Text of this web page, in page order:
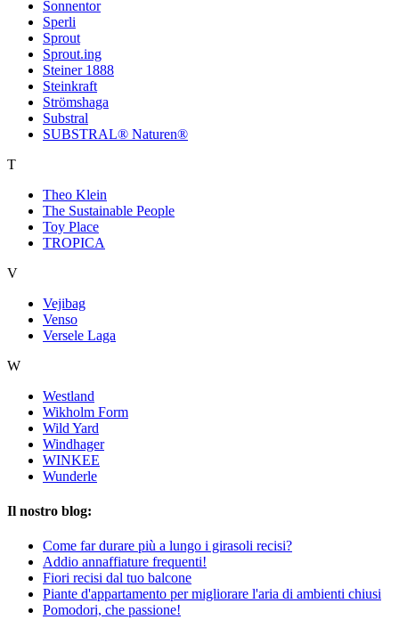
Sonnentor
Sperli
Sprout
Sprout.ing
Steiner 1888
Steinkraft
Strömshaga
Substral
SUBSTRAL® Naturen®
T
Theo Klein
The Sustainable People
Toy Place
TROPICA
V
Vejibag
Venso
Versele Laga
W
Westland
Wikholm Form
Wild Yard
Windhager
WINKEE
Wunderle
Il nostro blog:
Come far durare più a lungo i girasoli recisi?
Addio annaffiature frequenti!
Fiori recisi dal tuo balcone
Piante d'appartamento per migliorare l'aria di ambienti chiusi
Pomodori, che passione!